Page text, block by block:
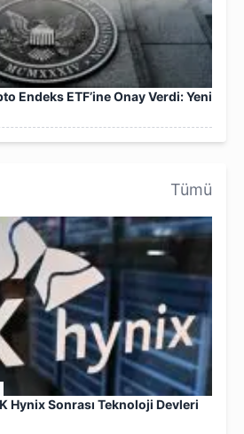
Endeks ETF’ine Onay Verdi: Yeni
Tümü
Hynix Sonrası Teknoloji Devleri